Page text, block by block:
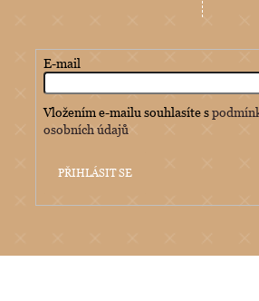
E-mail
Vložením e-mailu souhlasíte s
osobních údajů
PŘIHLÁSIT SE